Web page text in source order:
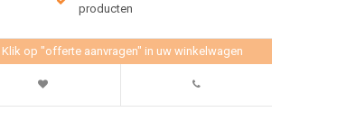
producten
Klik op "offerte aanvragen" in uw winkelwagen